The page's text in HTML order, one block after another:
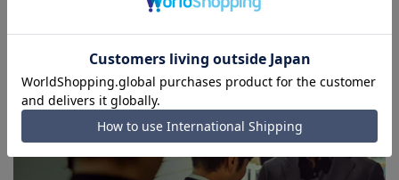
■店舗や各モールサイトと商品在庫を共有しております関係
上、ご注文いただいたタイミングにより欠品が発生し、ご注文
を完了できない場合がございます。予めご了承ください。(お
急ぎ発送のご注文につきましても、ご注文のタイミングによっ
てはお急ぎ発送サービスを選択できない場合がございます。